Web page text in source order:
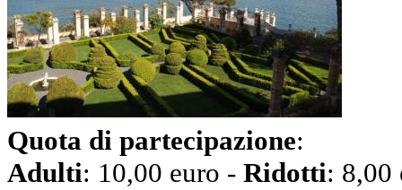
Quota di partecipazione:
Adulti: 10,00 euro - Ridotti: 8,00